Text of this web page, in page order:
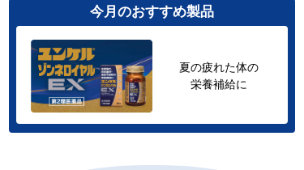
今月のおすすめ製品
夏の疲れた体の
栄養補給に